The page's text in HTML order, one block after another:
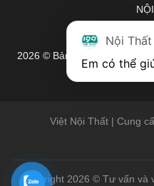
2026 © Bản quyền thuộc về
Việt Nội Thất | Cung
Copyright 2026 © Tư vấn và
Nội Thất